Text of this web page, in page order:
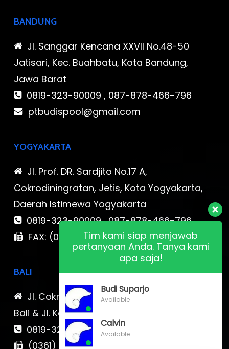
BANDUNG
Jl. Sanggar Kencana XXVII No.48-50
Jatisari, Kec. Buahbatu, Kota Bandung,
Jawa Barat
0819-323-90009 , 087-878-466-796
ptbudispool@gmail.com
YOGYAKARTA
Jl. Prof. DR. Sardjito No.17 A,
Cokrodiningratan, Jetis, Kota Yogyakarta,
Daerah Istimewa Yogyakarta
0819-323-90009 , 087-878-466-796
FAX: (021) 780 7511
BALI
Jl. Cokroaminoto No. 17 Denpasar 80116
Bali & Jl. Kerobokan No. 54, Kuta, Bali bali 2
0819-323-90009 , 087-878-466-796
(0361) 734 983
Tim kami siap menjawab
pertanyaan Anda. Tanya kami
apa saja!
Budi Suparjo
Available
Calvin
Available